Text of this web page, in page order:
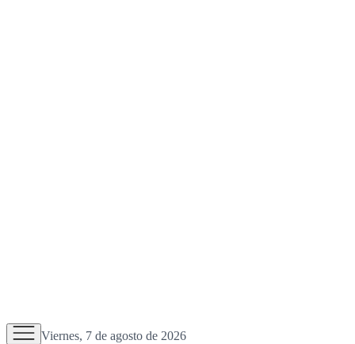
Viernes, 7 de agosto de 2026